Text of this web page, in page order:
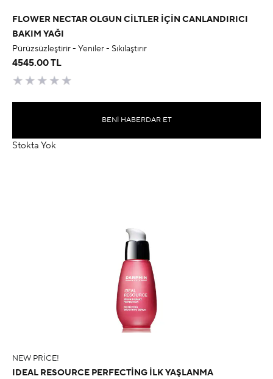
FLOWER NECTAR OLGUN CILTLER İÇIN CANLANDIRICI
BAKIM YAĞI
Pürüzsüzleştirir - Yeniler - Sıkılaştırır
4545.00 TL
BENI HABERDAR ET
Stokta Yok
NEW PRICE!
IDEAL RESOURCE PERFECTING İLK YAŞLANMA